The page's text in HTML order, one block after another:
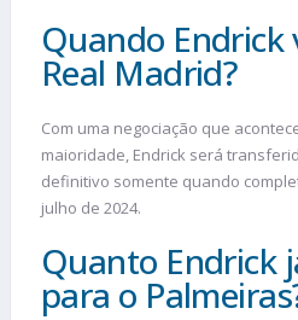
Quando Endrick
Real Madrid?
Com uma negociação que
maioridade, Endrick será
definitivo somente quando
julho de 2024.
Quanto Endrick
para o